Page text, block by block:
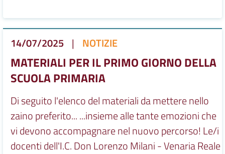
14/07/2025 | NOTIZIE
MATERIALI PER IL PRIMO GIORNO DELLA
SCUOLA PRIMARIA
Di seguito l'elenco del materiali da mettere nello
zaino preferito... ...insieme alle tante emozioni che
vi devono accompagnare nel nuovo percorso! Le/i
docenti dell'I.C. Don Lorenzo Milani - Venaria Reale